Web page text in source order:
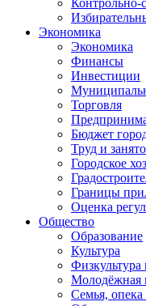
Контрольно-
Экономика
Экономика
Финансы
Инвестиции
Торговля
Бюджет
Труд и
Городское
Границы
Оценка
Общество
Образование
Культура
Физкультура
Молодёжная
Семья, опека